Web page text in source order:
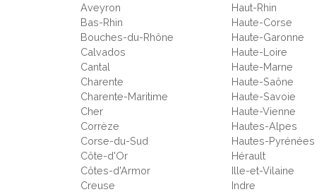
Aveyron
Bas-Rhin
Bouches-du-Rhône
Calvados
Cantal
Charente
Charente-Maritime
Cher
Corrèze
Corse-du-Sud
Côte-d'Or
Côtes-d'Armor
Creuse
Haut-Rhin
Haute-Corse
Haute-Garonne
Haute-Loire
Haute-Marne
Haute-Saône
Haute-Savoie
Haute-Vienne
Hautes-Alpes
Hautes-Pyrénées
Hérault
Ille-et-Vilaine
Indre